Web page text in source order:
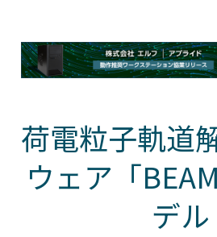
荷電粒子軌道
ウェア「
デル